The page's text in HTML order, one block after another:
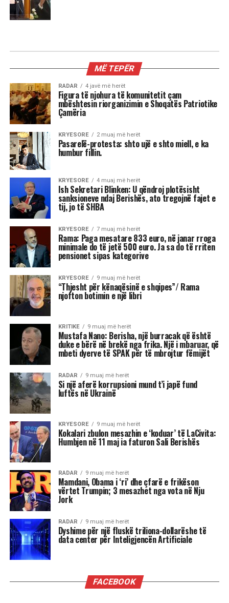
Ish Sekretari Blinken: U qëndroj
plotësisht sanksioneve ndaj
Berishës, ato tregojnë fajet e tij, jo
të SHBA
Ish-Sekretari amerikan i Shtetit, Antony Blinken
është pyetur gjatë një bashkëbisedimi “Harvard
Institute of Politics”, për shpalljen “non grata” të
Blinken thotë se qëndron plotësisht pas
sanksioneve të vendosura nga Departamenti
Amerikan i Shtetit ndaj Berishës, duke nënvizuar
se nuk ka asnjë dyshim apo hezitim për këtë
vendim.
Pyetja u drejtua nga shtetasi shqiptar Fatjon
Semanjaku, i cili duke rikujtuar vendimin e
administratës së mëparshme amerikane për
shpalljen “non grata” të Berishës, dhe faktin që
Blinken e cilësoi kryeministrin Edi Rama “lider
të shquar” gjatë një vizite në Shqipëri, i drejtoi
këtë pyetje:
“Dua të di sa i “shquar” duhet të jem që dyert e
Zyrës Ovale të hapen në rast se bëhem
kryeministër i Shqipërisë kur në Shtëpinë e
Bardhë rikthehet fraksioni mafioz i George Soros
i së majtës së sotme shumë shumë shumë
malinje?”
”Ju thatë që mund të zgjedh përgjigjen që dua t’i